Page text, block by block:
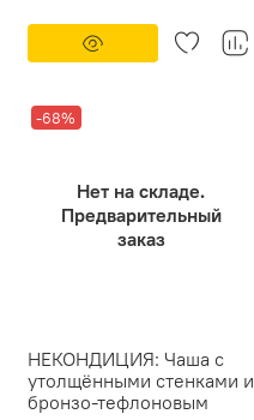
Нет на складе.
Предварительный
заказ
-68%
НЕКОНДИЦИЯ: Чаша с
утолщёнными стенками и
бронзо-тефлоновым